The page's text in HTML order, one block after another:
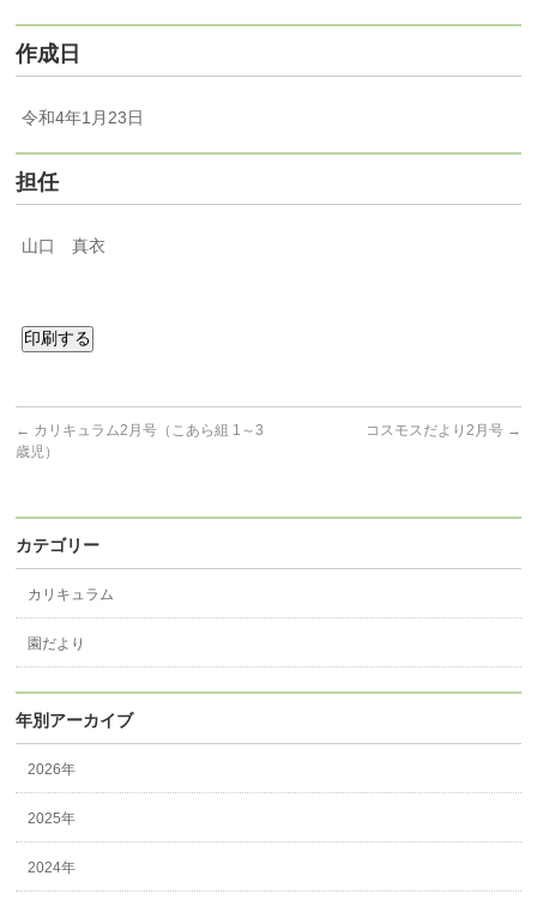
作成日
令和4年1月23日
担任
山口 真衣
印刷する
← カリキュラム2月号（こあら組 1～3
歳児）
コスモスだより2月号 →
カテゴリー
カリキュラム
園だより
年別アーカイブ
2026年
2025年
2024年